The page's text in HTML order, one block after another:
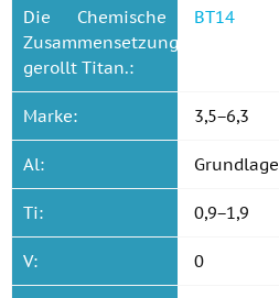
Die Chemische
Zusammensetzung
gerollt Titan.:
ВТ14
Marke: 3,5−6,3
Al: Grundlage
Ti: 0,9−1,9
V: 0